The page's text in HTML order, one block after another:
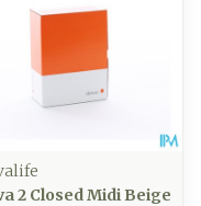
2 Closed Midi Beige